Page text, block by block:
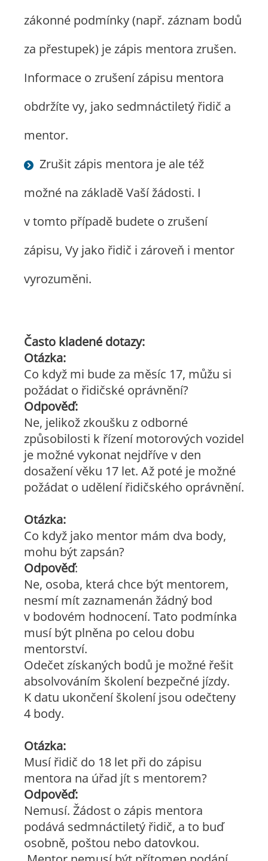
zákonné podmínky (např. záznam bodů
za přestupek) je zápis mentora zrušen.
Informace o zrušení zápisu mentora
obdržíte vy, jako sedmnáctiletý řidič a
mentor.
Zrušit zápis mentora je ale též
možné na základě Vaší žádosti. I
v tomto případě budete o zrušení
zápisu, Vy jako řidič i zároveň i mentor
vyrozuměni.
Často kladené dotazy:
Otázka:
Co když mi bude za měsíc 17, můžu si
požádat o řidičské oprávnění?
Odpověď:
Ne, jelikož zkoušku z odborné
způsobilosti k řízení motorových vozidel
je možné vykonat nejdříve v den
dosažení věku 17 let. Až poté je možné
požádat o udělení řidičského oprávnění.
Otázka:
Co když jako mentor mám dva body,
mohu být zapsán?
Odpověď:
Ne, osoba, která chce být mentorem,
nesmí mít zaznamenán žádný bod
v bodovém hodnocení. Tato podmínka
musí být plněna po celou dobu
mentorství.
Odečet získaných bodů je možné řešit
absolvováním školení bezpečné jízdy.
K datu ukončení školení jsou odečteny
4 body.
Otázka:
Musí řidič do 18 let při do zápisu
mentora na úřad jít s mentorem?
Odpověď:
Nemusí. Žádost o zápis mentora
podává sedmnáctiletý řidič, a to buď
osobně, poštou nebo datovkou.